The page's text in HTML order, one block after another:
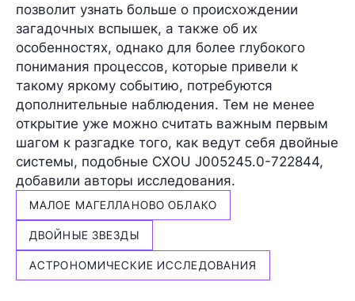
позволит узнать больше о происхождении
загадочных вспышек, а также об их
особенностях, однако для более глубокого
понимания процессов, которые привели к
такому яркому событию, потребуются
дополнительные наблюдения. Тем не менее
открытие уже можно считать важным первым
шагом к разгадке того, как ведут себя двойные
системы, подобные CXOU J005245.0-722844,
добавили авторы исследования.
МАЛОЕ МАГЕЛЛАНОВО ОБЛАКО
ДВОЙНЫЕ ЗВЕЗДЫ
АСТРОНОМИЧЕСКИЕ ИССЛЕДОВАНИЯ